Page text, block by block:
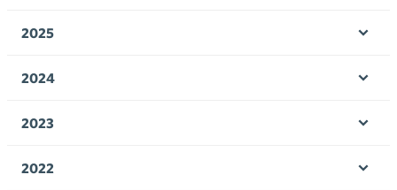
2025
2024
2023
2022